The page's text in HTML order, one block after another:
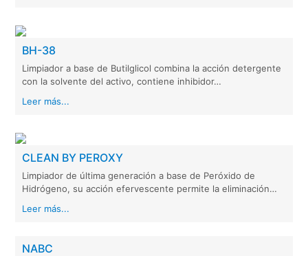
BH-38
Limpiador a base de Butilglicol combina la acción detergente
con la solvente del activo, contiene inhibidor…
Leer más...
CLEAN BY PEROXY
Limpiador de última generación a base de Peróxido de
Hidrógeno, su acción efervescente permite la eliminación…
Leer más...
NABC